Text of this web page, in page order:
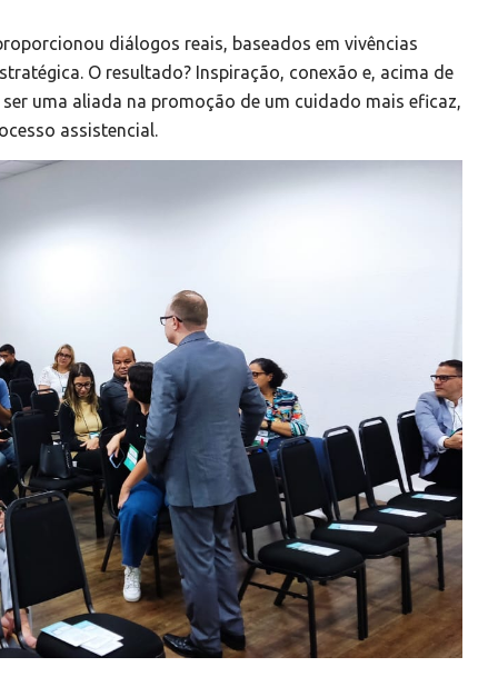
diálogos reais, baseados em vivências
O resultado? Inspiração, conexão e, acima de
uma aliada na promoção de um cuidado mais eficaz,
assistencial.